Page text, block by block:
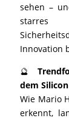
sehen –
starres
Innovation
🔮
dem
Wie Mario
erkennt,